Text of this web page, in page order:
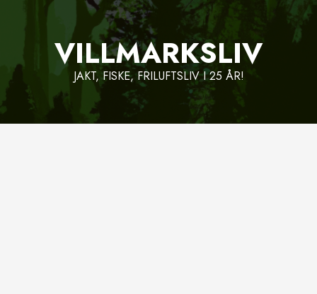
VILLMARKSLIV
JAKT, FISKE, FRILUFTSLIV I 25 ÅR!